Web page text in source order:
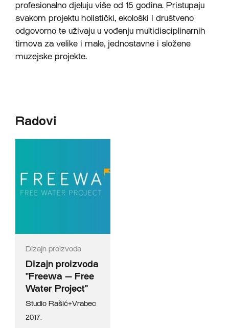
profesionalno djeluju više od 15 godina. Pristupaju
svakom projektu holistički, ekološki i društveno
odgovorno te uživaju u vođenju multidisciplinarnih
timova za velike i male, jednostavne i složene
muzejske projekte.
Radovi
Dizajn proizvoda
Dizajn proizvoda
"Freewa — Free
Water Project"
Studio Rašić+Vrabec
2017.